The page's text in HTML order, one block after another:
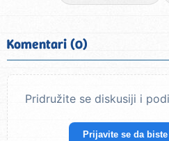
Komentari (0)
Pridružite se diskusiji i
Prijavite se da